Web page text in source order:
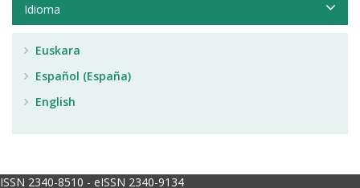
Idioma
Euskara
Español (España)
English
ISSN 2340-8510 - eISSN 2340-9134